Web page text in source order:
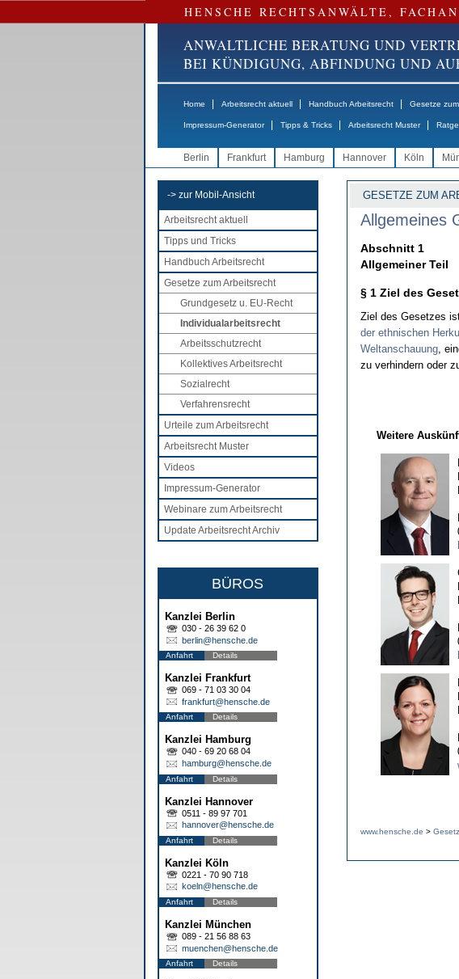
HENSCHE RECHTSANWÄLTE,
ANWALTLICHE BERATUNG UND
BEI KÜNDIGUNG, ABFINDUNG UND
Home Arbeitsrecht aktuell Handbuch Arbeitsrecht Gesetze
Impressum-Generator Tipps & Tricks Arbeitsrecht Muster
Berlin Frankfurt Hamburg Hannover Köln
-> zur Mobil-Ansicht
Arbeitsrecht aktuell
Tipps und Tricks
Handbuch Arbeitsrecht
Gesetze zum Arbeitsrecht
Grundgesetz u. EU-Recht
Individualarbeitsrecht
Arbeitsschutzrecht
Kollektives Arbeitsrecht
Sozialrecht
Verfahrensrecht
Urteile zum Arbeitsrecht
Arbeitsrecht Muster
Videos
Impressum-Generator
Webinare zum Arbeitsrecht
Update Arbeitsrecht Archiv
BÜROS
Kanzlei Berlin
030 - 26 39 62 0
berlin@hensche.de
Anfahrt Details
Kanzlei Frankfurt
069 - 71 03 30 04
frankfurt@hensche.de
Anfahrt Details
Kanzlei Hamburg
040 - 69 20 68 04
hamburg@hensche.de
Anfahrt Details
Kanzlei Hannover
0511 - 89 97 701
hannover@hensche.de
Anfahrt Details
Kanzlei Köln
0221 - 70 90 718
koeln@hensche.de
Anfahrt Details
Kanzlei München
089 - 21 56 88 63
muenchen@hensche.de
Anfahrt Details
GESETZE ZUM
Allgemeines
Abschnitt 1
Allgemeiner Teil
§ 1 Ziel des
Ziel des Gesetzes
der ethnischen
Weltanschauung,
zu verhindern oder
Weitere
www.hensche.de >